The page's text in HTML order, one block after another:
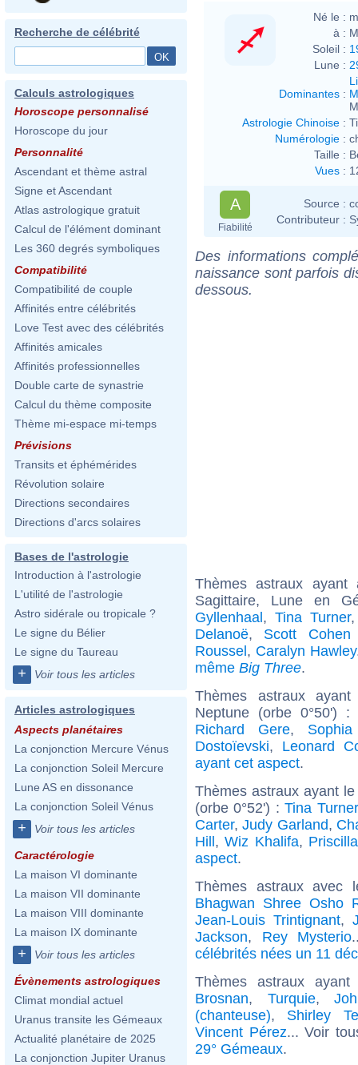
Recherche de célébrité
Calculs astrologiques
Horoscope personnalisé
Horoscope du jour
Personnalité
Ascendant et thème astral
Signe et Ascendant
Atlas astrologique gratuit
Calcul de l'élément dominant
Les 360 degrés symboliques
Compatibilité
Compatibilité de couple
Affinités entre célébrités
Love Test avec des célébrités
Affinités amicales
Affinités professionnelles
Double carte de synastrie
Calcul du thème composite
Thème mi-espace mi-temps
Prévisions
Transits et éphémérides
Révolution solaire
Directions secondaires
Directions d'arcs solaires
Bases de l'astrologie
Introduction à l'astrologie
L'utilité de l'astrologie
Astro sidérale ou tropicale ?
Le signe du Bélier
Le signe du Taureau
+ Voir tous les articles
Articles astrologiques
Aspects planétaires
La conjonction Mercure Vénus
La conjonction Soleil Mercure
Lune AS en dissonance
La conjonction Soleil Vénus
+ Voir tous les articles
Caractérologie
La maison VI dominante
La maison VII dominante
La maison VIII dominante
La maison IX dominante
+ Voir tous les articles
Évènements astrologiques
Climat mondial actuel
Uranus transite les Gémeaux
Actualité planétaire de 2025
La conjonction Jupiter Uranus
Né le :
à :
Soleil :
Lune :
Dominantes :
Astrologie Chinoise :
Numérologie :
Taille :
Vues :
A
Fiabilité
Source :
Contributeur :
Des informations
naissance sont parfois
dessous.
Thèmes astraux
Sagittaire, Lune en
Gyllenhaal, Tina Turner
Delanoë, Scott Cohen
Roussel, Caralyn Hawley
même Big Three.
Thèmes astraux
Neptune (orbe 0°50')
Richard Gere,
Dostoïevski, Leonard
ayant cet aspect.
Thèmes astraux ayant
(orbe 0°52') :Tina Turner
Carter,Judy Garland,
Hill,Wiz Khalifa,
aspect.
Thèmes astraux avec
Bhagwan Shree Osho
Jean-Louis Trintignant,
Jackson, Rey Mysterio
célébrités nées un 11
Thèmes astraux
Brosnan, Turquie,
(chanteuse), Shirley
Vincent Pérez... Voir
29° Gémeaux.